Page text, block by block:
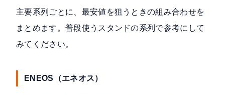
主要系列ごとに、最安値を狙うときの組み合わせを
まとめます。普段使うスタンドの系列で参考にして
みてください。
ENEOS（エネオス）